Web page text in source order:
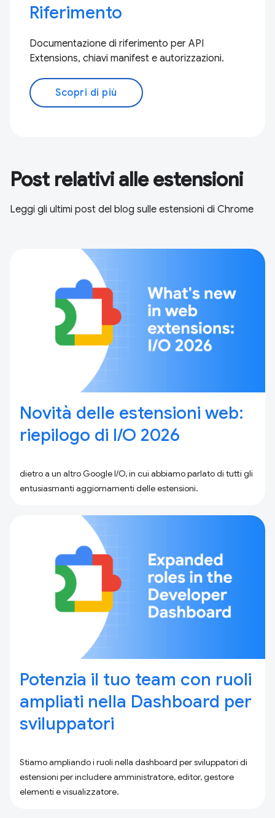
Riferimento
Documentazione di riferimento per API
Extensions, chiavi manifest e autorizzazioni.
Scopri di più
Post relativi alle estensioni
Leggi gli ultimi post del blog sulle estensioni di Chrome
Novità delle estensioni web:
riepilogo di I / O 2026
dietro a un altro Google I/O, in cui abbiamo parlato di tutti gli
entusiasmanti aggiornamenti delle estensioni.
Potenzia il tuo team con ruoli
ampliati nella Dashboard per
sviluppatori
Stiamo ampliando i ruoli nella dashboard per sviluppatori di
estensioni per includere amministratore, editor, gestore
elementi e visualizzatore.